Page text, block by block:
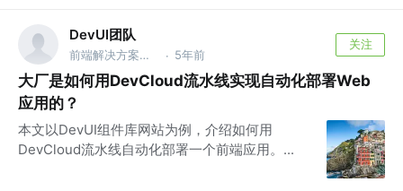
DevUI团队
前端解决方案集 @华为 · 5年前
关注
大厂是如何用DevCloud流水线实现自动化部署Web
应用的？
本文以DevUI组件库网站为例，介绍如何用
DevCloud流水线自动化部署一个前端应用。...